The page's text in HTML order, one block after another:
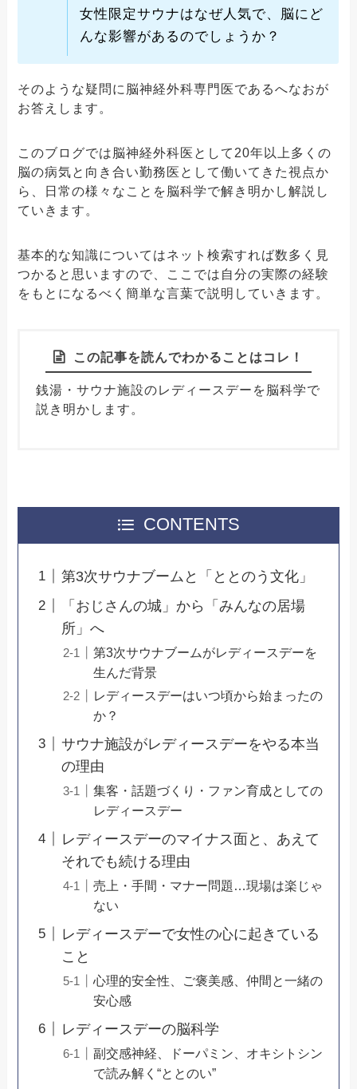
女性限定サウナはなぜ人気で、脳にど
んな影響があるのでしょうか？
そのような疑問に脳神経外科専門医であるへなおが
お答えします。
このブログでは脳神経外科医として20年以上多くの
脳の病気と向き合い勤務医として働いてきた視点か
ら、日常の様々なことを脳科学で解き明かし解説し
ていきます。
基本的な知識についてはネット検索すれば数多く見
つかると思いますので、ここでは自分の実際の経験
をもとになるべく簡単な言葉で説明していきます。
この記事を読んでわかることはコレ！
銭湯・サウナ施設のレディースデーを脳科学で
説き明かします。
CONTENTS
第3次サウナブームと「ととのう文化」
「おじさんの城」から「みんなの居場
所」へ
第3次サウナブームがレディースデーを
生んだ背景
レディースデーはいつ頃から始まったの
か？
サウナ施設がレディースデーをやる本当
の理由
集客・話題づくり・ファン育成としての
レディースデー
レディースデーのマイナス面と、あえて
それでも続ける理由
売上・手間・マナー問題…現場は楽じゃ
ない
レディースデーで女性の心に起きている
こと
心理的安全性、ご褒美感、仲間と一緒の
安心感
レディースデーの脳科学
副交感神経、ドーパミン、オキシトシン
で読み解く“ととのい”